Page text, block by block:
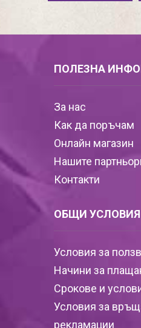
ПОЛЕЗНА
За нас
Как да поръчам
Онлайн магазин
Нашите
Контакти
ОБЩИ УСЛОВИЯ
Условия за
Начини за
Срокове и
Условия за
рекламации